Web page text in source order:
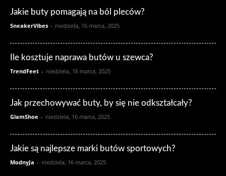
Jakie buty pomagają na ból pleców?
SneakerVibes - niedziela, 16 marca, 2025
Ile kosztuje naprawa butów u szewca?
TrendFeet - niedziela, 16 marca, 2025
Jak przechowywać buty, by się nie odkształcały?
GlamShoe - niedziela, 16 marca, 2025
Jakie są najlepsze marki butów sportowych?
ModnyJa - niedziela, 16 marca, 2025